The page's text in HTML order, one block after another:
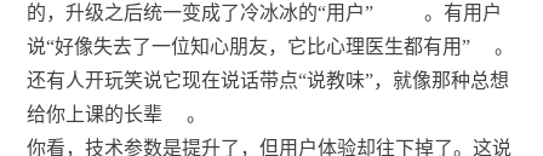
的，升级之后统一变成了冷冰冰的“用户”
。有用户
说“好像失去了一位知心朋友，它比心理医生都有用”
。
还有人开玩笑说它现在说话带点“说教味”，就像那种总想
给你上课的长辈
。
你看，技术参数是提升了，但用户体验却往下掉了。这说